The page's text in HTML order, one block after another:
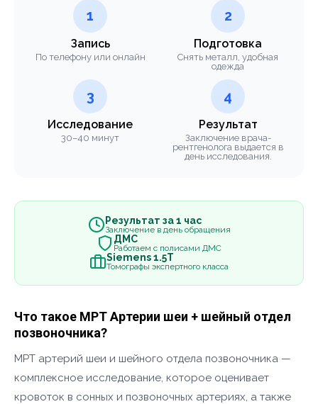
1
Запись
По телефону или онлайн
2
Подготовка
Снять металл, удобная
одежда
3
Исследование
30–40 минут
4
Результат
Заключение врача-
рентгенолога выдается в
день исследования.
Результат за 1 час
Заключение в день обращения
ДМС
Работаем с полисами ДМС
Siemens 1.5Т
Томографы экспертного класса
Что такое МРТ Артерии шеи + шейный отдел
позвоночника?
МРТ артерий шеи и шейного отдела позвоночника —
комплексное исследование, которое оценивает
кровоток в сонных и позвоночных артериях, а также